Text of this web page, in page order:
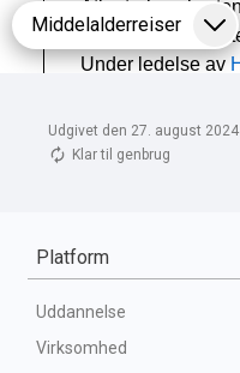
Udgivet den 27. august 2024
Klar til genbrug
Platform
Uddannelse
Virksomhed